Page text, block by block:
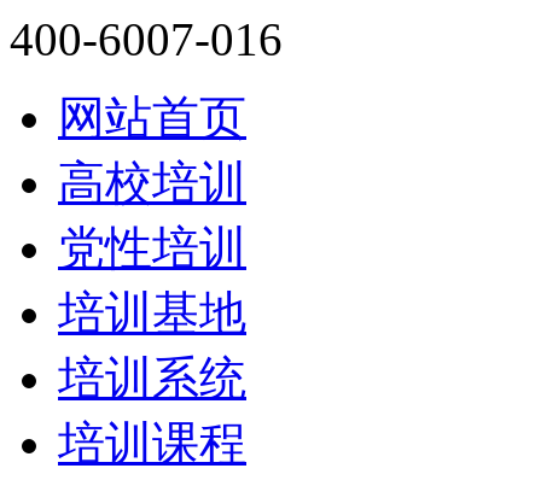
400-6007-016
网站首页
高校培训
党性培训
培训基地
培训系统
培训课程